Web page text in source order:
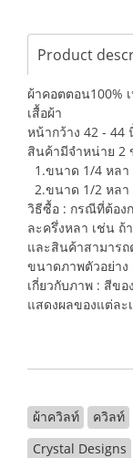
Product
ผ้าคอตตอน100%
เสื้อผ้า
หน้ากว้าง 42 - 44
สินค้ามีจำหน่าย 2
1.ขนาด 1/4 หลา
2.ขนาด 1/2 หลา
วิธีซื้อ : กรณีที่ต้อง
ละครึ่งหลา เช่น ถ้
และสินค้าสามารถ
ขนาดภาพตัวอย่าง
เกี่ยวกับภาพ : สีข
แสดงผลของแต่ละ
ผ้าควิลท์ ควิลท์
Crystal Designs